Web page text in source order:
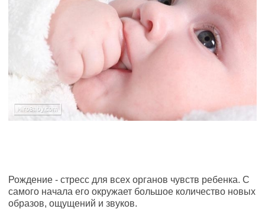
Рождение - стресс для всех органов чувств ребенка. С
самого начала его окружает большое количество новых
образов, ощущений и звуков.